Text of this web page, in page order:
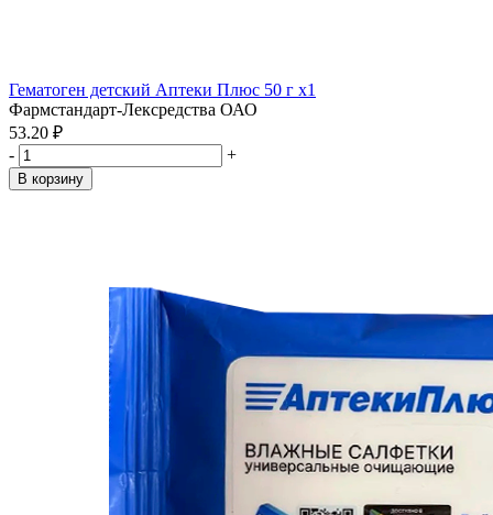
Гематоген детский Аптеки Плюс 50 г x1
Фармстандарт-Лексредства ОАО
53.20 ₽
-
+
В корзину